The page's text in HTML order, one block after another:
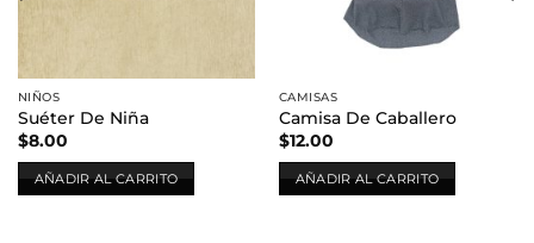
NIÑOS
Suéter De Niña
$8.00
AÑADIR AL CARRITO
CAMISAS
Camisa De Caballero
$12.00
AÑADIR AL CARRITO